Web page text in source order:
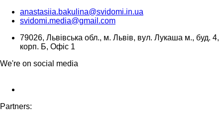
anastasiia.bakulina@svidomi.in.ua
svidomi.media@gmail.com
79026, Львівська обл., м. Львів, вул. Лукаша м., буд. 4,
корп. Б, Офіс 1
We're on social media
Partners: